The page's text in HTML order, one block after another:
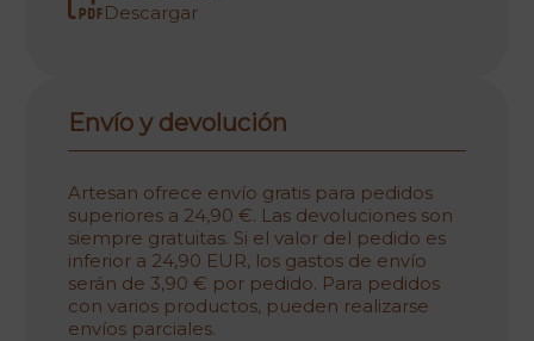
Descargar
Envío y devolución
Artesan ofrece envío gratis para pedidos
superiores a 24,90 €. Las devoluciones son
siempre gratuitas. Si el valor del pedido es
inferior a 24,90 EUR, los gastos de envío
serán de 3,90 € por pedido. Para pedidos
con varios productos, pueden realizarse
envíos parciales.